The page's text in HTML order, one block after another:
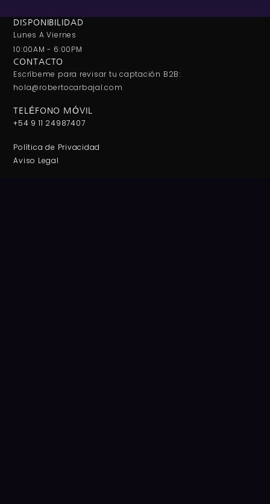
DISPONIBILIDAD
Lunes A Viernes
10:00AM - 6:00PM
CONTACTO
Escríbeme para revisar tu captación B2B:
hola@robertocarbajal.com
TELÉFONO MÓVIL
+54 9 11 24987407
Política de Privacidad
Aviso Legal